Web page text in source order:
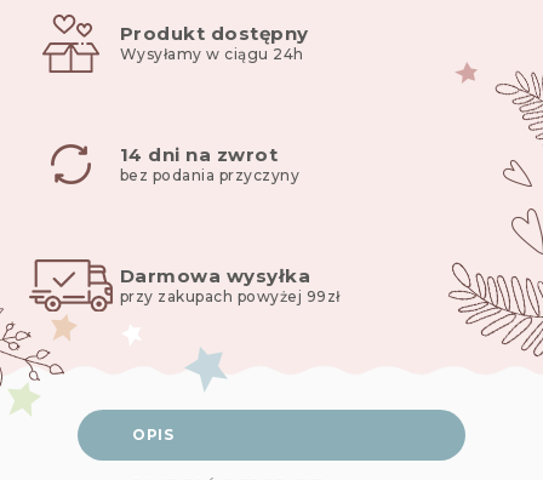
Produkt dostępny
Wysyłamy w ciągu 24h
14 dni na zwrot
bez podania przyczyny
Darmowa wysyłka
przy zakupach powyżej 99zł
OPIS